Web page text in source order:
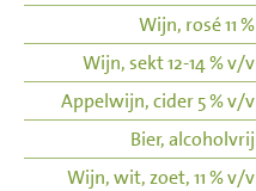
Wijn, rosé 11 %
Wijn, sekt 12-14 % v/v
Appelwijn, cider 5 % v/v
Bier, alcoholvrij
Wijn, wit, zoet, 11 % v/v